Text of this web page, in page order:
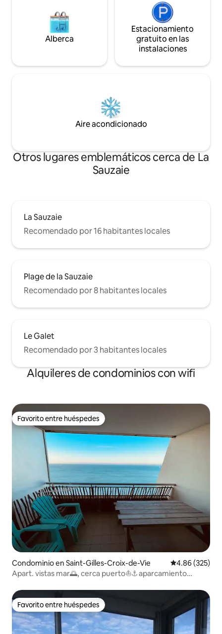
Alberca
Estacionamiento
gratuito en las
instalaciones
Aire acondicionado
Otros lugares emblemáticos cerca de La
Sauzaie
La Sauzaie
Recomendado por 16 habitantes locales
Plage de la Sauzaie
Recomendado por 8 habitantes locales
Le Galet
Recomendado por 3 habitantes locales
Alquileres de condominios con wifi
Favorito entre huéspedes
Favorito entre huéspedes
Condominio en Saint-Gilles-Croix-de-Vie Calificación
4.86 (325)
Apart. vistas mar🌅, cerca puerto⛵️⚓️ aparcamiento
Favorito entre huéspedes
Favorito entre huéspedes